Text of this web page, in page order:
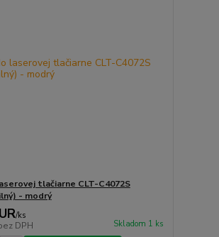
tlačiarne CLT-C4072S
- modrý
/ks
DPH Skladom 1 ks